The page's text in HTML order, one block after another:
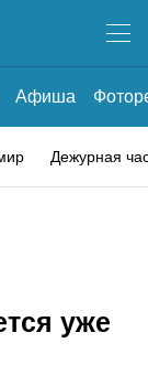
Афиша
Дежурная
уже